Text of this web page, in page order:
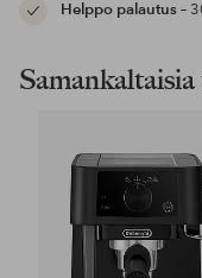
Helppo palautus–